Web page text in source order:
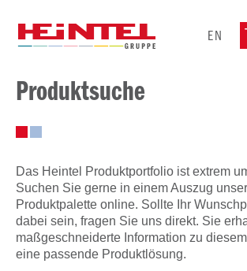
EN
Produktsuche
Das Heintel Produktportfolio ist extrem
Suchen Sie gerne in einem Auszug
Produktpalette online. Sollte Ihr
dabei sein, fragen Sie uns direkt. Sie
maßgeschneiderte Information zu
eine passende Produktlösung.